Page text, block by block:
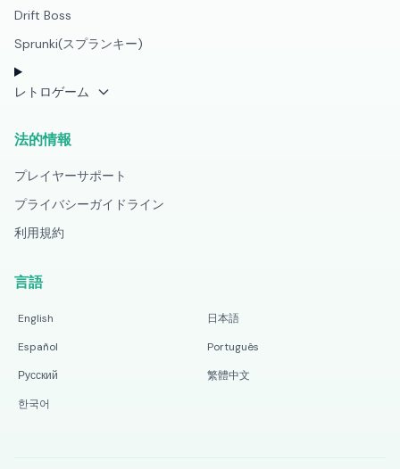
Drift Boss
Sprunki(スプランキー)
レトロゲーム
法的情報
プレイヤーサポート
プライバシーガイドライン
利用規約
言語
English
日本語
Español
Português
Русский
繁體中文
한국어